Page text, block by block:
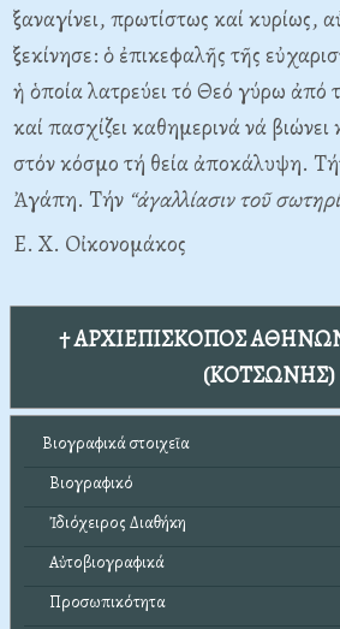
ξαναγίνει, πρωτίστως καί κυρίως,
ξεκίνησε: ὁ ἐπικεφαλῆς τῆς
ἡ ὁποία λατρεύει τό Θεό γύρω ἀπό
καί πασχίζει καθημερινά νά βιώνει
στόν κόσμο τή θεία ἀποκάλυψη.
Ἀγάπη. Tήν “ἀγαλλίασιν τοῦ
E. X. Oἰκονομάκος
† ΑΡΧΙΕΠΙΣΚΟΠΟΣ
(ΚΟΤΣΩΝΗΣ)
Βιογραφικά στοιχεῖα
Βιογραφικό
Ἰδιόχειρος Διαθήκη
Αὐτοβιογραφικά
Προσωπικότητα